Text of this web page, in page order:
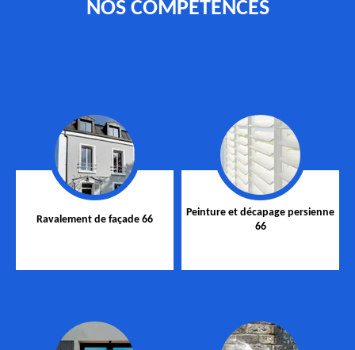
NOS COMPÉTENCES
Ravalement de façade 66
Peinture et décapage persienne
66